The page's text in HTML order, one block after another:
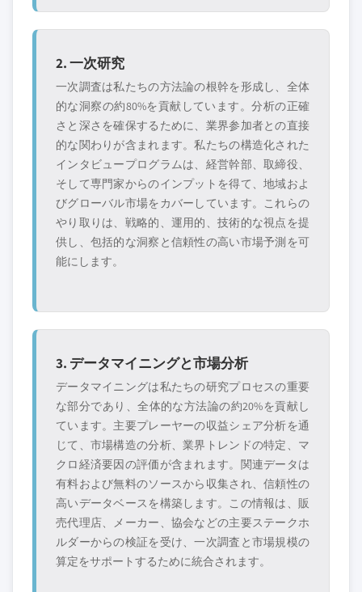
2. 一次研究
一次調査は私たちの方法論の根幹を形成し、全体
的な洞察の約80%を貢献しています。分析の正確
さと深さを確保するために、業界参加者との直接
的な関わりが含まれます。私たちの構造化された
インタビュープログラムは、経営幹部、取締役、
そして専門家からのインプットを得て、地域およ
びグローバル市場をカバーしています。これらの
やり取りは、戦略的、運用的、技術的な視点を提
供し、包括的な洞察と信頼性の高い市場予測を可
能にします。
3. データマイニングと市場分析
データマイニングは私たちの研究プロセスの重要
な部分であり、全体的な方法論の約20%を貢献し
ています。主要プレーヤーの収益シェア分析を通
じて、市場構造の分析、業界トレンドの特定、マ
クロ経済要因の評価が含まれます。関連データは
有料および無料のソースから収集され、信頼性の
高いデータベースを構築します。この情報は、販
売代理店、メーカー、協会などの主要ステークホ
ルダーからの検証を受け、一次調査と市場規模の
算定をサポートするために統合されます。